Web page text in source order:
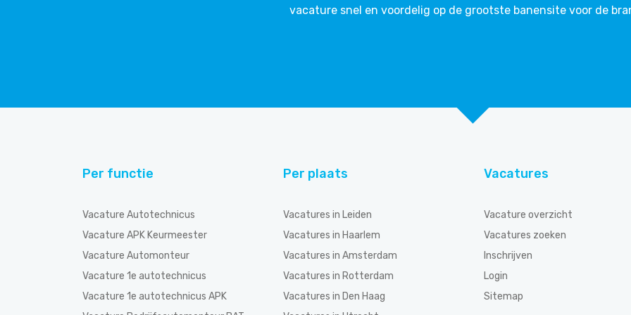
vacature snel en voordelig op de grootste banensite voor de
Per functie
Vacature Autotechnicus
Vacature APK Keurmeester
Vacature Automonteur
Vacature 1e autotechnicus
Vacature 1e autotechnicus APK
Per plaats
Vacatures in Leiden
Vacatures in Haarlem
Vacatures in Amsterdam
Vacatures in Rotterdam
Vacatures in Den Haag
Vacatures
Vacature overzicht
Vacatures zoeken
Inschrijven
Login
Sitemap